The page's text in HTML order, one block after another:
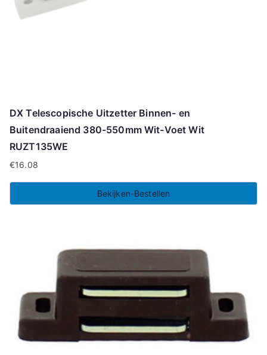
DX Telescopische Uitzetter Binnen- en
Buitendraaiend 380-550mm Wit-Voet Wit
RUZT135WE
€16.08
Bekijken-Bestellen